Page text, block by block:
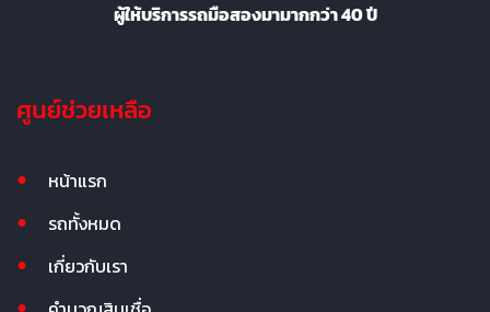
ผู้ให้บริการรถมือสองมามากกว่า 40 ปี
ศูนย์ช่วยเหลือ
หน้าแรก
รถทั้งหมด
เกี่ยวกับเรา